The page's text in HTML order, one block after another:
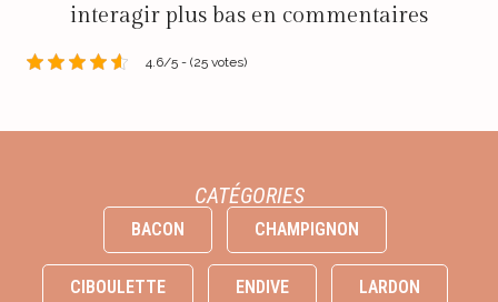
interagir plus bas en commentaires
4.6/5 - (25 votes)
CATÉGORIES
BACON CHAMPIGNON
CIBOULETTE ENDIVE LARDON